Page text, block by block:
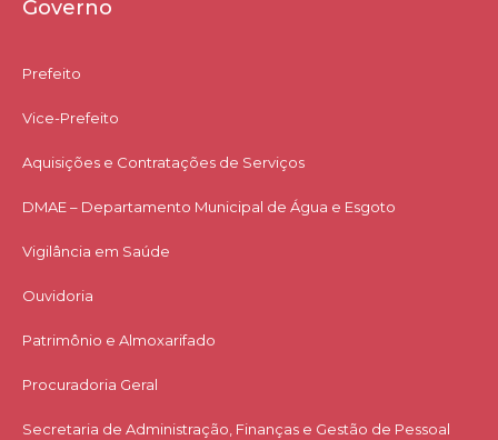
Governo
Prefeito
Vice-Prefeito
Aquisições e Contratações de Serviços​
DMAE – Departamento Municipal de Água e Esgoto
Vigilância em Saúde
Ouvidoria
Patrimônio e Almoxarifado
Procuradoria Geral
Secretaria de Administração, Finanças e Gestão de Pessoal